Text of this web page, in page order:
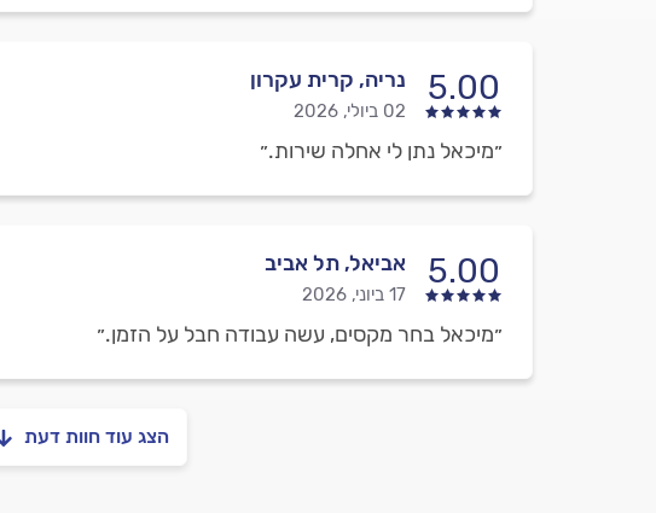
5.00 נריה, קרית עקרון
02 ביולי, 2026
״מיכאל נתן לי אחלה שירות.״
5.00 אביאל, תל אביב
17 ביוני, 2026
״מיכאל בחר מקסים, עשה עבודה חבל על הזמן.״
הצג עוד חוות דעת